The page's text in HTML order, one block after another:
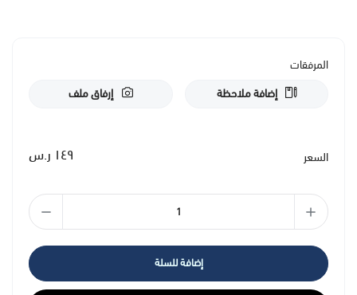
• سوربات البوتاسيوم.
المرفقات
إضافة ملاحظة
إرفاق ملف
السعر ١٤٩ ر.س
إضافة للسلة